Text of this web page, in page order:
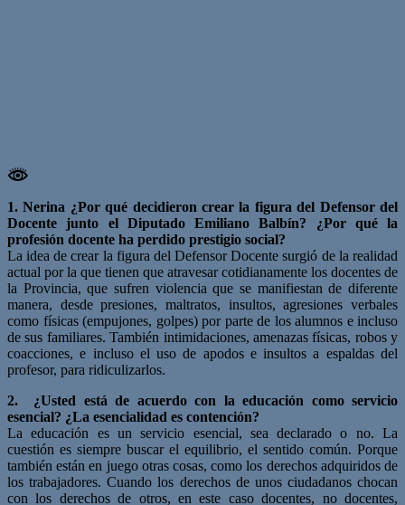
1. Nerina ¿Por qué decidieron crear la figura del Defensor del
Docente junto el Diputado Emiliano Balbín? ¿Por qué la
profesión docente ha perdido prestigio social?
La idea de crear la figura del Defensor Docente surgió de la realidad
actual por la que tienen que atravesar cotidianamente los docentes de
la Provincia, que sufren violencia que se manifiestan de diferente
manera, desde presiones, maltratos, insultos, agresiones verbales
como físicas (empujones, golpes) por parte de los alumnos e incluso
de sus familiares. También intimidaciones, amenazas físicas, robos y
coacciones, e incluso el uso de apodos e insultos a espaldas del
profesor, para ridiculizarlos.
2. ¿Usted está de acuerdo con la educación como servicio
esencial? ¿La esencialidad es contención?
La educación es un servicio esencial, sea declarado o no. La
cuestión es siempre buscar el equilibrio, el sentido común. Porque
también están en juego otras cosas, como los derechos adquiridos de
los trabajadores. Cuando los derechos de unos ciudadanos chocan
con los derechos de otros, en este caso docentes, no docentes,